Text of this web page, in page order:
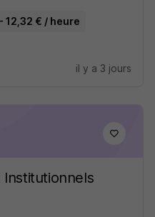
12,32 € / heure
il y a 3 jours